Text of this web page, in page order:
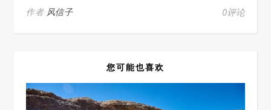
作者 风信子 0评论
您可能也喜欢